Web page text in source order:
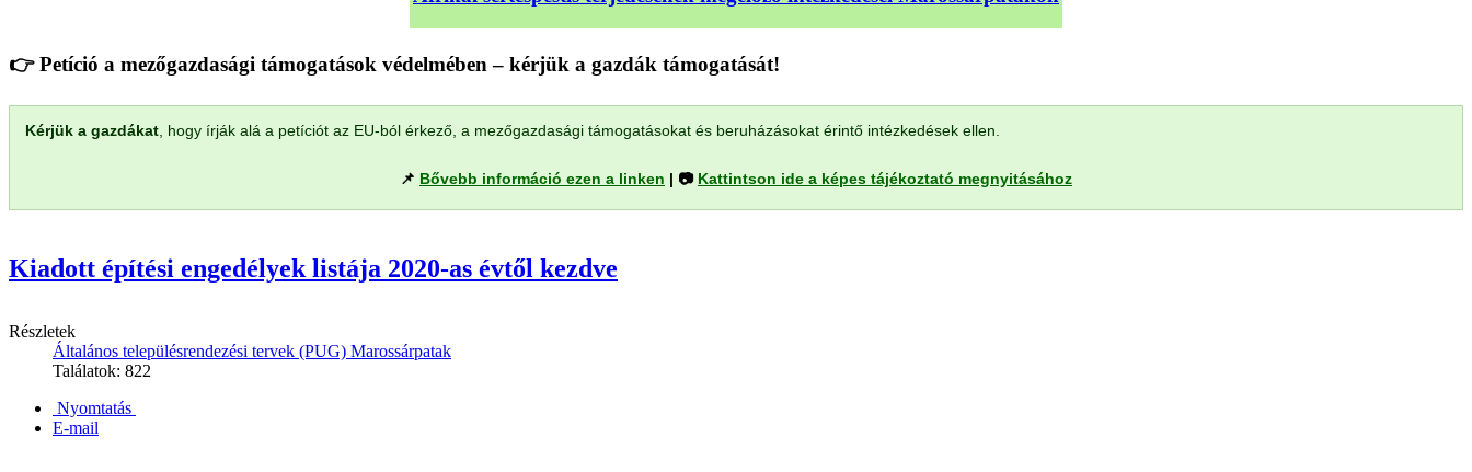
👉 Petíció a mezőgazdasági támogatások védelmében – kérjük a gazdák támogatását!
Kérjük a gazdákat , hogy írják alá a petíciót az EU-ból érkező, a mezőgazdasági támogatásokat és beruházásokat érintő intézkedések ellen.
📌 Bővebb információ ezen a linken | 📷 Kattintson ide a képes tájékoztató megnyitásához
Kiadott építési engedélyek listája 2020-as évtől kezdve
Részletek
Általános településrendezési tervek (PUG) Marossárpatak
Találatok: 822
Nyomtatás
E-mail